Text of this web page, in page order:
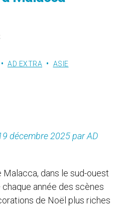
AD EXTRA ASIE
décembre 2025 par AD
dans le sud-ouest
année des scènes
de Noël plus riches